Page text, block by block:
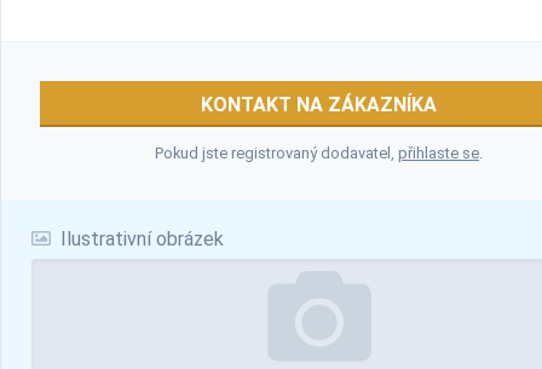
Ilustrativní obrázek
KONTAKT NA ZÁKAZNÍKA
Pokud jste registrovaný dodavatel, přihlaste se.